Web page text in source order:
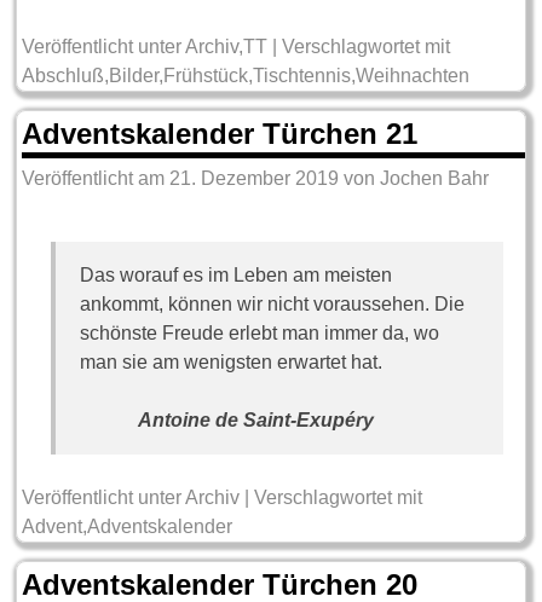
Veröffentlicht unter Archiv,TT |Verschlagwortet mit
Abschluß, Bilder, Frühstück,Tischtennis,Weihnachten
Adventskalender Türchen 21
Veröffentlicht am 21. Dezember 2019 vonJochen Bahr
Das worauf es im Leben am meisten
ankommt, können wir nicht voraussehen. Die
schönste Freude erlebt man immer da, wo
man sie am wenigsten erwartet hat.
Antoine de Saint-Exupéry
Veröffentlicht unter Archiv |Verschlagwortet mit
Advent,Adventskalender
Adventskalender Türchen 20